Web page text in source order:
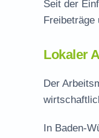
Seit der
Freibeträge
Lokaler
Der
In Baden-